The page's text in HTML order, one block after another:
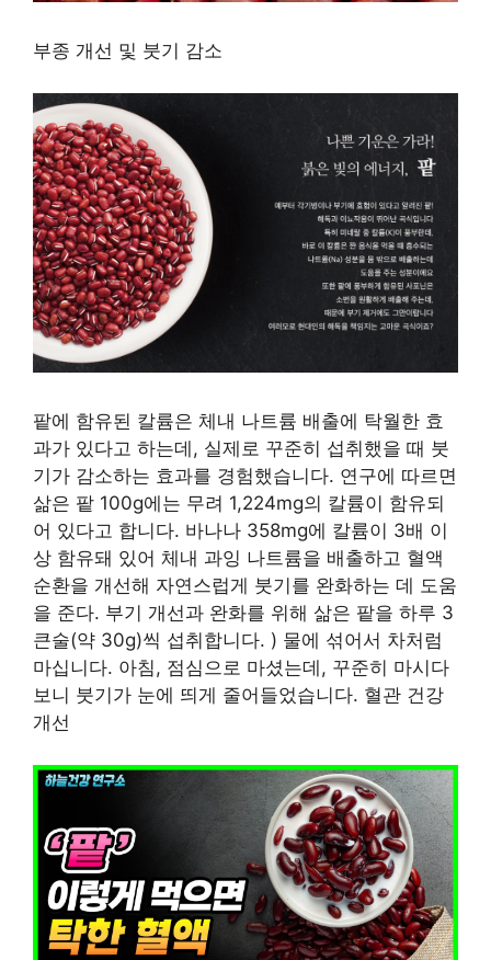
부종 개선 및 붓기 감소
팥에 함유된 칼륨은 체내 나트륨 배출에 탁월한 효
과가 있다고 하는데, 실제로 꾸준히 섭취했을 때 붓
기가 감소하는 효과를 경험했습니다. 연구에 따르면
삶은 팥 100g에는 무려 1,224mg의 칼륨이 함유되
어 있다고 합니다. 바나나 358mg에 칼륨이 3배 이
상 함유돼 있어 체내 과잉 나트륨을 배출하고 혈액
순환을 개선해 자연스럽게 붓기를 완화하는 데 도움
을 준다. 부기 개선과 완화를 위해 삶은 팥을 하루 3
큰술(약 30g)씩 섭취합니다. ) 물에 섞어서 차처럼
마십니다. 아침, 점심으로 마셨는데, 꾸준히 마시다
보니 붓기가 눈에 띄게 줄어들었습니다. 혈관 건강
개선